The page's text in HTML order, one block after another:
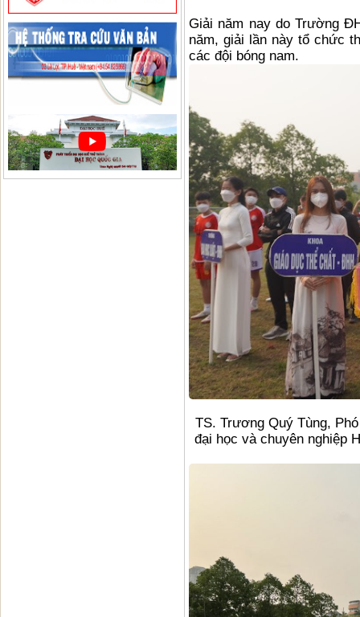
Giải năm nay do Trường
năm, giải lần này tổ chức
các đội bóng nam.
TS. Trương Quý Tùng,
đại học và chuyên nghiệp